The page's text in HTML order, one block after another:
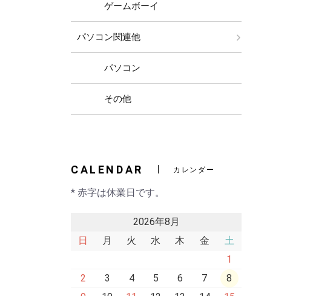
ゲームボーイ
パソコン関連他
パソコン
その他
CALENDAR カレンダー
* 赤字は休業日です。
2026年8月
日
月 火 水 木 金
土
1
2
3 4 5 6 7
8